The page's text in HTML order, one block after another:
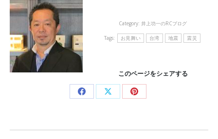
Category: 井上功一のRCブログ
Tags: お見舞い 台湾 地震 震災
このページをシェアする
Share Share Share